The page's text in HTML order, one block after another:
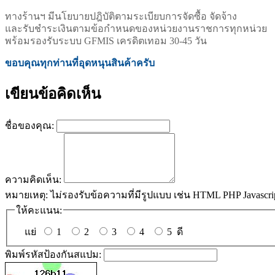
ทางร้านฯ มีนโยบายปฎิบัติตามระเบียบการจัดซื้อ จัดจ้าง
และรับชำระเงินตามข้อกำหนดของหน่วยงานราชการทุกหน่วย
พร้อมรองรับระบบ GFMIS เครดิตเทอม 30-45 วัน
ขอบคุณทุกท่านที่อุดหนุนสินค้าครับ
เขียนข้อคิดเห็น
ชื่อของคุณ:
ความคิดเห็น:
หมายเหตุ: ไม่รองรับข้อความที่มีรูปแบบ เช่น HTML PHP
ให้คะแนน:
แย่ 1 2 3 4 5 ดี
พิมพ์รหัสป้องกันสแปม: